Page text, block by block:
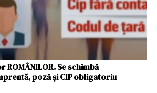
Se schimbă
poză și CIP obligatoriu